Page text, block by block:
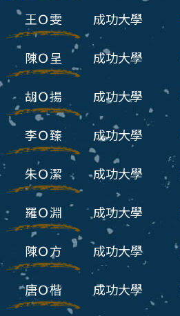
王Ｏ雯 成功大學
陳Ｏ呈 成功大學
胡Ｏ揚 成功大學
李Ｏ臻 成功大學
朱Ｏ潔 成功大學
羅Ｏ淵 成功大學
陳Ｏ方 成功大學
唐Ｏ楷 成功大學